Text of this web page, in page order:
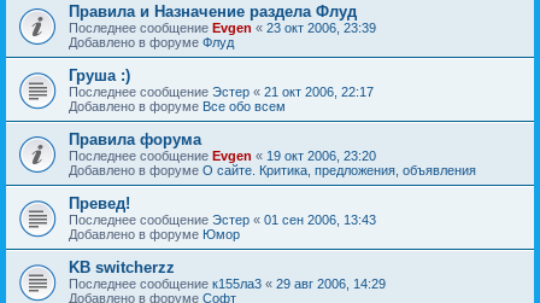
Правила и Назначение раздела Флуд
Последнее сообщение Evgen « 23 окт 2006, 23:39
Добавлено в форуме Флуд
Груша :)
Последнее сообщение Эстер « 21 окт 2006, 22:17
Добавлено в форуме Все обо всем
Правила форума
Последнее сообщение Evgen « 19 окт 2006, 23:20
Добавлено в форуме О сайте. Критика, предложения, объявления
Превед!
Последнее сообщение Эстер « 01 сен 2006, 13:43
Добавлено в форуме Юмор
KB switcherzz
Последнее сообщение к155ла3 « 29 авг 2006, 14:29
Добавлено в форуме Софт